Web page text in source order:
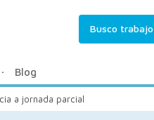
Busco trabajo
Blog
a jornada parcial